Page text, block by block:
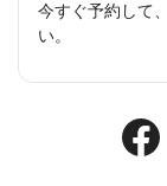
今すぐ予約して
い。